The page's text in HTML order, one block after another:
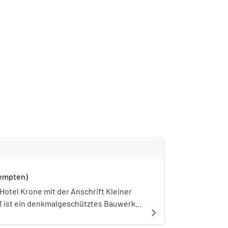
Krone mit der Anschrift Kleiner
ist ein denkmalgeschütztes Bauwerk
navigate_next